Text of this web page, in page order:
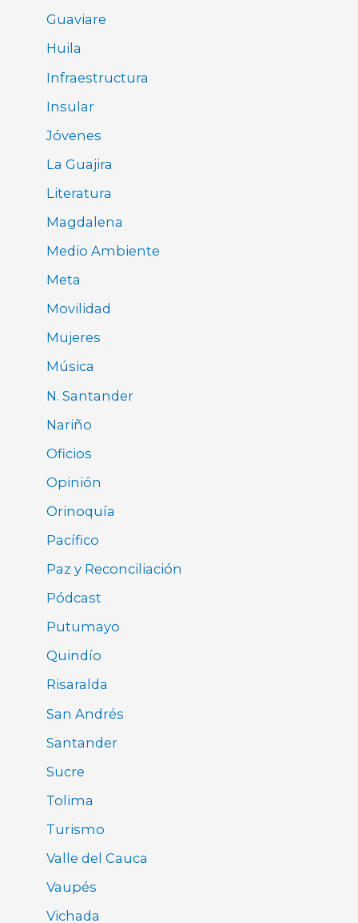
Guaviare
Huila
Infraestructura
Insular
Jóvenes
La Guajira
Literatura
Magdalena
Medio Ambiente
Meta
Movilidad
Mujeres
Música
N. Santander
Nariño
Oficios
Opinión
Orinoquía
Pacífico
Paz y Reconciliación
Pódcast
Putumayo
Quindío
Risaralda
San Andrés
Santander
Sucre
Tolima
Turismo
Valle del Cauca
Vaupés
Vichada